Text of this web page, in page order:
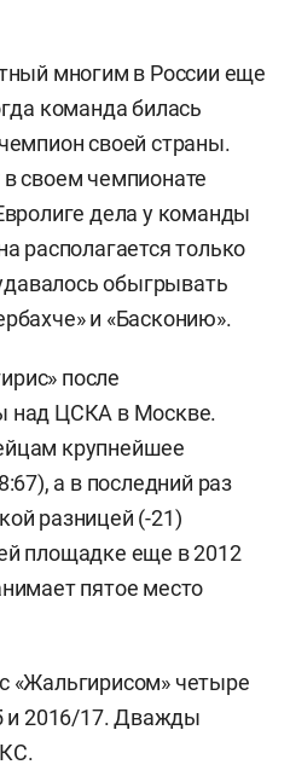
многим в России еще
команда билась
своей страны.
своем чемпионате
дела у команды
располагается только
обыгрывать
и «Басконию».
после
над ЦСКА в Москве.
крупнейшее
а в последний раз
разницей (-21)
площадке еще в 2012
пятое место
«Жальгирисом» четыре
и 2016/17. Дважды